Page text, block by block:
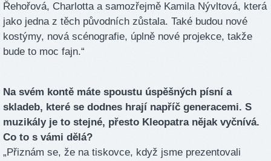
Řehořová, Charlotta a samozřejmě Kamila Nývltová, která
jako jedna z těch původních zůstala. Také budou nové
kostýmy, nová scénografie, úplně nové projekce, takže
bude to moc fajn.“
Na svém kontě máte spoustu úspěšných písní a
skladeb, které se dodnes hrají napříč generacemi. S
muzikály je to stejné, přesto Kleopatra nějak vyčnívá.
Co to s vámi dělá?
„Přiznám se, že na tiskovce, když jsme prezentovali